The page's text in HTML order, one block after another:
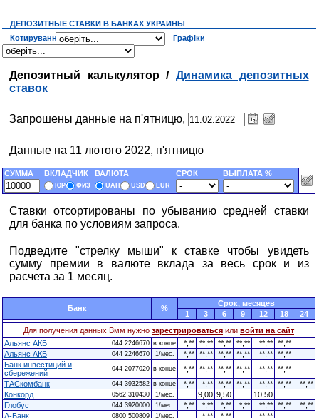
ДЕПОЗИТНЫЕ СТАВКИ В БАНКАХ УКРАИНЫ
Котирування
Графіки
Депозитный калькулятор / Динамика депозитных
ставок
Запрошены данные на п'ятницю,
Данные на 11 лютого 2022, п'ятницю
СУММА ВКЛАДЧИК ВАЛЮТА СРОК ВЫПЛАТА %
ЮР ФИЗ UAH USD EUR
Ставки отсортированы по убыванию средней ставки
для банка по условиям запроса.
Подведите "стрелку мыши" к ставке чтобы увидеть
сумму премии в валюте вклада за весь срок и из
расчета за 1 месяц.
Банк %
Cрок, месяцев
1
3 6 9 12 18
24
Для получения данных Вмм нужно зарестрироваться или войти на сайт
Альянс АКБ
044 2246670 в конце *,** **,** **,** **,** **,** **,**
Альянс АКБ
044 2246670 1/мес. *,** **,** **,** **,** **,** **,**
Банк инвестиций и
сбережений
044 2077020 в конце *,** **,** **,** **,** **,** **,**
ТАСкомбанк
044 3932582 в конце *,** *,** **,** **,** **,** **,**
**,**
Конкорд
0562 310430 1/мес. 9,00 9,50
10,50
Глобус
044 3920000 1/мес. *,** *,** *,** *,** **,** **,**
**,**
А-Банк
0800 500809 1/мес. *,** *,**
**,**